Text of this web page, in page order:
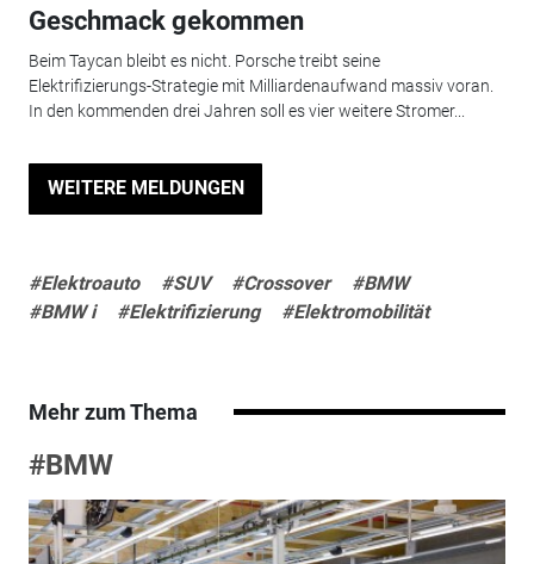
Geschmack gekommen
Beim Taycan bleibt es nicht. Porsche treibt seine
Elektrifizierungs-Strategie mit Milliardenaufwand massiv voran.
In den kommenden drei Jahren soll es vier weitere Stromer...
WEITERE MELDUNGEN
#Elektroauto #SUV #Crossover
#BMW
#BMW i
#Elektrifizierung #Elektromobilität
Mehr zum Thema
#BMW